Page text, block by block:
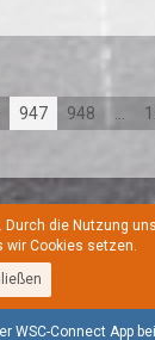
947 948
Kontakt
Stil:YoungGay
WSC-Connect App
Durch die Nutzung
wir Cookies setzen.